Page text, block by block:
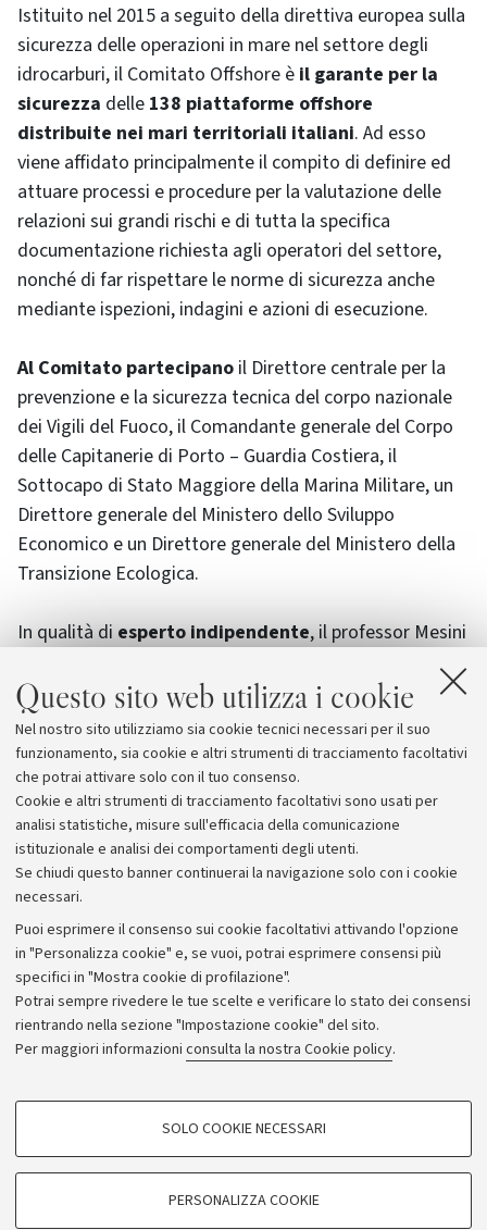
Questo sito web utilizza i cookie
Nel nostro sito utilizziamo sia cookie tecnici necessari per il suo
funzionamento, sia cookie e altri strumenti di tracciamento facoltativi
che potrai attivare solo con il tuo consenso.
Cookie e altri strumenti di tracciamento facoltativi sono usati per
analisi statistiche, misure sull'efficacia della comunicazione
istituzionale e analisi dei comportamenti degli utenti.
Se chiudi questo banner continuerai la navigazione solo con i cookie
necessari.
Puoi esprimere il consenso sui cookie facoltativi attivando l'opzione
in "Personalizza cookie" e, se vuoi, potrai esprimere consensi più
specifici in "Mostra cookie di profilazione".
Potrai sempre rivedere le tue scelte e verificare lo stato dei consensi
rientrando nella sezione "Impostazione cookie" del sito.
Per maggiori informazioni consulta la nostra Cookie policy.
COOKIE DI PROFILAZIONE - FACOLTATIVI
SOLO COOKIE NECESSARI
PERSONALIZZA COOKIE
Istituito nel 2015 a seguito della direttiva europea sulla
sicurezza delle operazioni in mare nel settore degli
idrocarburi, il Comitato Offshore è il garante per la
sicurezza delle 138 piattaforme offshore
distribuite nei mari territoriali italiani. Ad esso
viene affidato principalmente il compito di definire ed
attuare processi e procedure per la valutazione delle
relazioni sui grandi rischi e di tutta la specifica
documentazione richiesta agli operatori del settore,
nonché di far rispettare le norme di sicurezza anche
mediante ispezioni, indagini e azioni di esecuzione.
Al Comitato partecipano il Direttore centrale per la
prevenzione e la sicurezza tecnica del corpo nazionale
dei Vigili del Fuoco, il Comandante generale del Corpo
delle Capitanerie di Porto – Guardia Costiera, il
Sottocapo di Stato Maggiore della Marina Militare, un
Direttore generale del Ministero dello Sviluppo
Economico e un Direttore generale del Ministero della
Transizione Ecologica.
In qualità di esperto indipendente, il professor Mesini
aveva già presieduto il Comitato nel passato triennio:
il
suo incarico di Presidente è stato ora confermato
con il via libera delle commissioni Ambiente e Attività
produttive della Camera e Ambiente e Industria del
Senato.
Archivio
Comunicati stampa
Redazione
Rassegna stampa
© Copyright 2026 - ALMA MATER STUDIORUM - Università di